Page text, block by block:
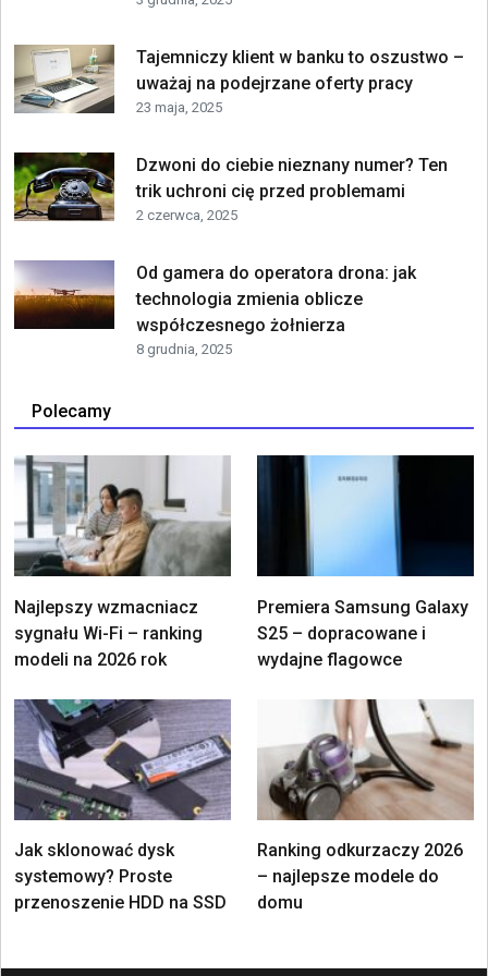
Tajemniczy klient w banku to oszustwo –
uważaj na podejrzane oferty pracy
23 maja, 2025
Dzwoni do ciebie nieznany numer? Ten
trik uchroni cię przed problemami
2 czerwca, 2025
Od gamera do operatora drona: jak
technologia zmienia oblicze
współczesnego żołnierza
8 grudnia, 2025
Polecamy
Najlepszy wzmacniacz
sygnału Wi-Fi – ranking
modeli na 2026 rok
Premiera Samsung Galaxy
S25 – dopracowane i
wydajne flagowce
Jak sklonować dysk
systemowy? Proste
przenoszenie HDD na SSD
Ranking odkurzaczy 2026
– najlepsze modele do
domu